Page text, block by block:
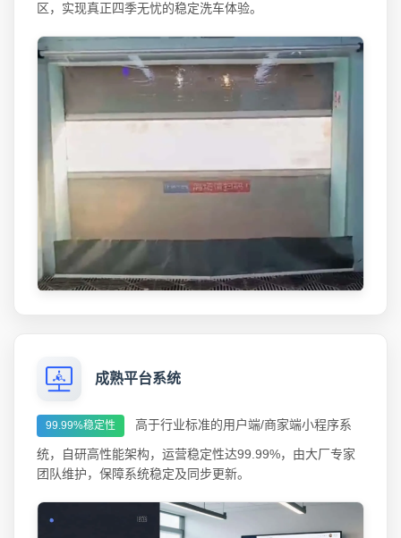
区，实现真正四季无忧的稳定洗车体验。
成熟平台系统
99.99%稳定性 高于行业标准的用户端/商家端小程序系
统，自研高性能架构，运营稳定性达99.99%，由大厂专家
团队维护，保障系统稳定及同步更新。